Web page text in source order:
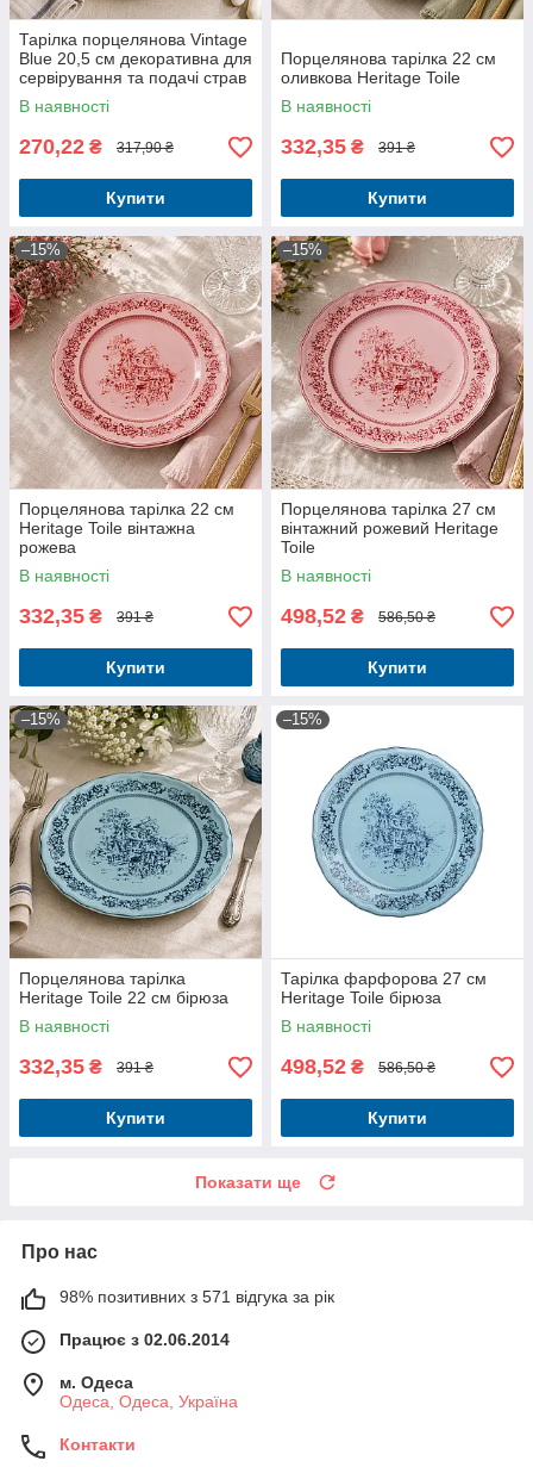
Тарілка порцелянова Vintage
Blue 20,5 см декоративна для
сервірування та подачі страв
В наявності
270,22 ₴ 317,90 ₴
Купити
Порцелянова тарілка 22 см
оливкова Heritage Toile
В наявності
332,35 ₴ 391 ₴
Купити
–15%
Порцелянова тарілка 22 см
Heritage Toile вінтажна
рожева
В наявності
332,35 ₴ 391 ₴
Купити
–15%
Порцелянова тарілка 27 см
вінтажний рожевий Heritage
Toile
В наявності
498,52 ₴ 586,50 ₴
Купити
–15%
Порцелянова тарілка
Heritage Toile 22 см бірюза
В наявності
332,35 ₴ 391 ₴
Купити
–15%
Тарілка фарфорова 27 см
Heritage Toile бірюза
В наявності
498,52 ₴ 586,50 ₴
Купити
Показати ще
Про нас
98% позитивних з 571 відгука за рік
Працює з 02.06.2014
м. Одеса
Одеса, Одеса, Україна
Контакти